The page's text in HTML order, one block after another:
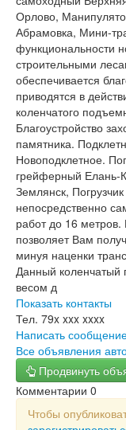
Орлово,
Абрамовка, Мини-
функциональности
строительными
обеспечивается
приводятся в
коленчатого
Благоустройство
памятника.
Новоподклетное.
грейферный Елань-
Землянск,
непосредственно
работ до 16 метров.
позволяет Вам
минуя наценки
Данный коленчатый
весом д
Показать контакты
Тел. 79x xxx xxxx
Написать
Все объявления
Продвинуть
Комментарии 0
Чтобы